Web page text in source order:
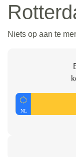
Niets op aan te